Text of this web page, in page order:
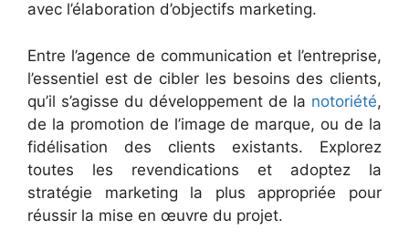
avec l’élaboration d’objectifs marketing.
Entre l’agence de communication et l’entreprise,
l’essentiel est de cibler les besoins des clients,
qu’il s’agisse du développement de la notoriété,
de la promotion de l’image de marque, ou de la
fidélisation des clients existants. Explorez
toutes les revendications et adoptez la
stratégie marketing la plus appropriée pour
réussir la mise en œuvre du projet.